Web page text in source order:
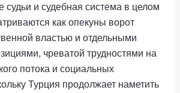
и судебная система в целом
как опекуны ворот
властью и отдельными
чреватой трудностями на
потока и социальных
Турция продолжает наметить